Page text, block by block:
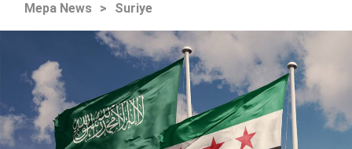
Mepa News > Suriye